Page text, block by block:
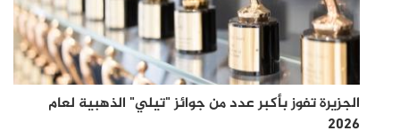
الجزيرة تفوز بأكبر عدد من جوائز "تيلي" الذهبية لعام
2026